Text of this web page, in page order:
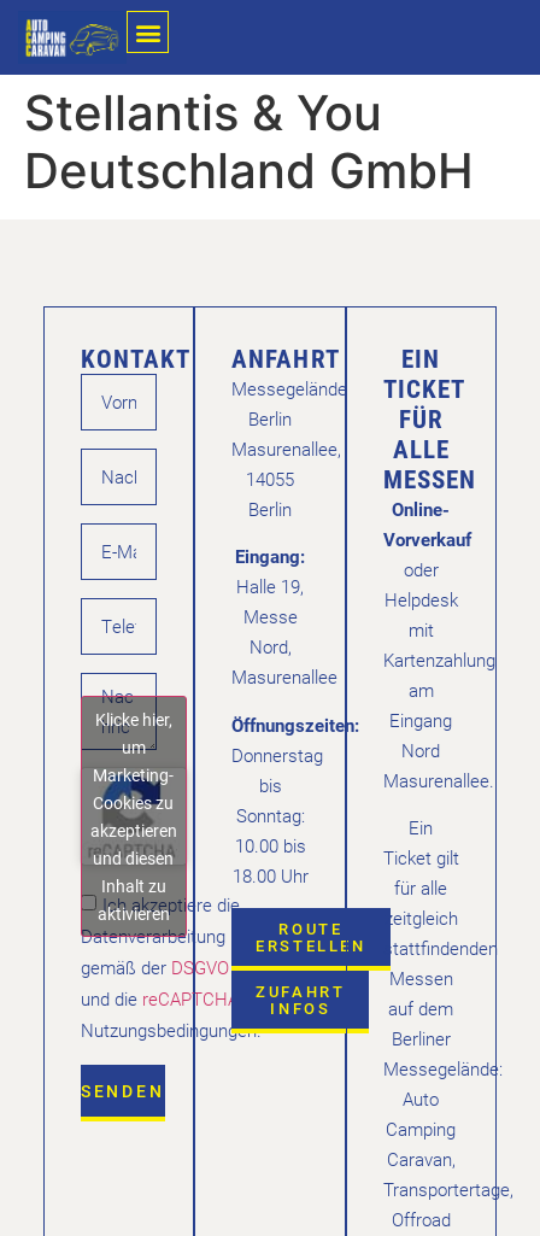
Stellantis & You
Deutschland GmbH
KONTAKT
Klicke hier,
um
Marketing-
Cookies zu
akzeptieren
und diesen
Inhalt zu
aktivieren
Ich akzeptiere die
Datenverarbeitung
gemäß derDSGVO
und die reCAPTCHA
Nutzungsbedingungen.
SENDEN
ANFAHRT
Messegelände
Berlin
Masurenallee,
14055
Berlin
Eingang:
Halle 19,
Messe
Nord,
Masurenallee
Öffnungszeiten:
Donnerstag
bis
Sonntag:
10.00 bis
18.00 Uhr
ROUTE
ERSTELLEN
ZUFAHRT
INFOS
EIN
TICKET
FÜR
ALLE
MESSEN
Online-
Vorverkauf
oder
Helpdesk
mit
Kartenzahlung
am
Eingang
Nord
Masurenallee.
Ein
Ticket gilt
für alle
zeitgleich
stattfindenden
Messen
auf dem
Berliner
Messegelände:
Auto
Camping
Caravan,
Transportertage,
Offroad